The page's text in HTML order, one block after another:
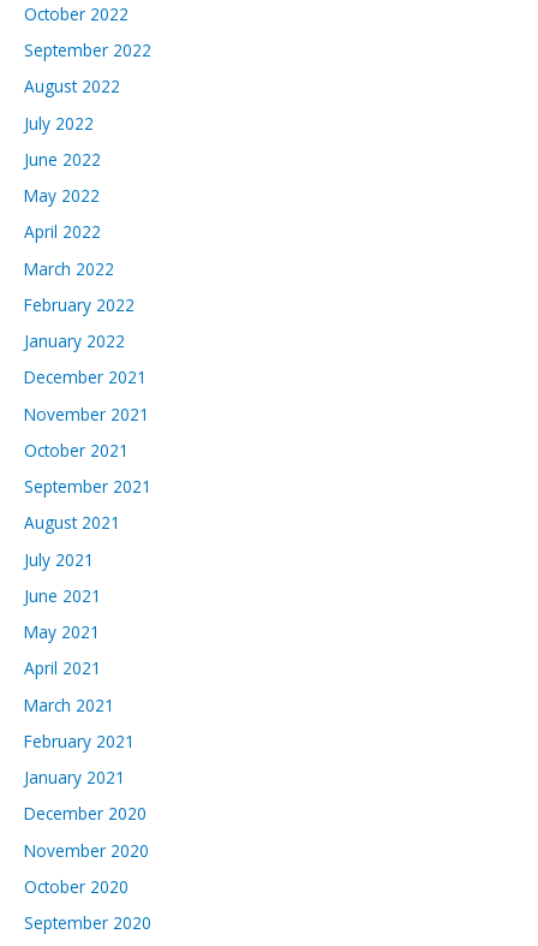
October 2022
September 2022
August 2022
July 2022
June 2022
May 2022
April 2022
March 2022
February 2022
January 2022
December 2021
November 2021
October 2021
September 2021
August 2021
July 2021
June 2021
May 2021
April 2021
March 2021
February 2021
January 2021
December 2020
November 2020
October 2020
September 2020